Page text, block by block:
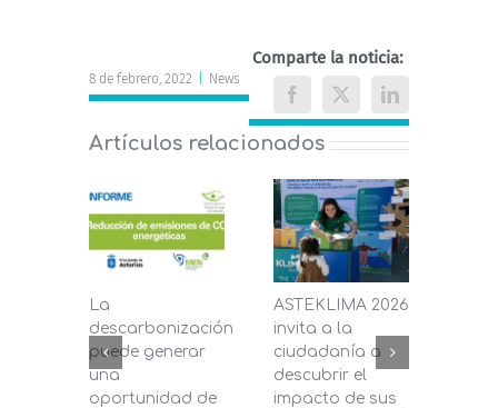
8 de febrero, 2022 News
Comparte la noticia:
Facebook
X LinkedIn
Artículos relacionados
La
descarbonización
puede generar
una
oportunidad de
ASTEKLIMA 2026
invita a la
ciudadanía a
descubrir el
impacto de sus